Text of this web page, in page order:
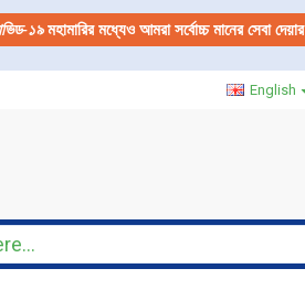
১৯মহামারির মধ্যেও আমরা সর্বোচ্চ মানের সেবা
English